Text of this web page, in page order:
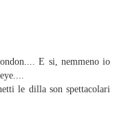
E si, nemmeno io
le dilla son spettacolari